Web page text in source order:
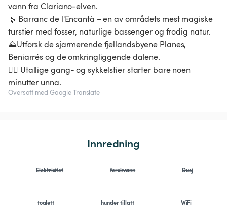
vann fra Clariano-elven.
🌿 Barranc de l'Encantà – en av områdets mest magiske
turstier med fosser, naturlige bassenger og frodig natur.
⛰️Utforsk de sjarmerende fjellandsbyene Planes,
Beniarrés og de omkringliggende dalene.
🚵‍♂️ Utallige gang- og sykkelstier starter bare noen
minutter unna.
Oversatt med Google Translate
Innredning
Elektrisitet ferskvann Dusj
toalett hunder tillatt WiFi